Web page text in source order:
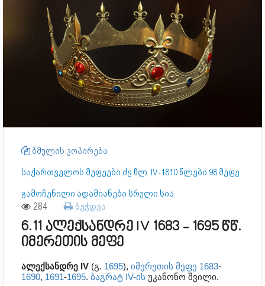
ბმულის კოპირება
საქართველოს მეფეები ძვ.წლ. IV-1810 წლები 98 მეფე
გამოჩენილი ადამიანები სრული სია
284 ბეჭდვა
6.11 ალექსანდრე IV 1683 - 1695 წწ.
იმერეთის მეფე
ალექსანდრე IV (გ. 1695), იმერეთის მეფე 1683-
1690, 1691-1695. ბაგრატ IV-ის უკანონო შვილი.